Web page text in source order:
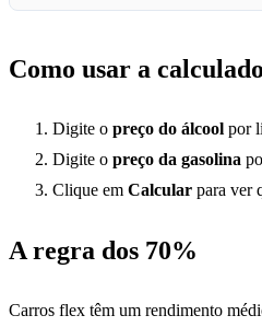
Como usar a
Digite o preço do álcool por
Digite o preço da gasolina
Clique em Calcular para ver
A regra dos 70%
Carros flex têm um rendimento